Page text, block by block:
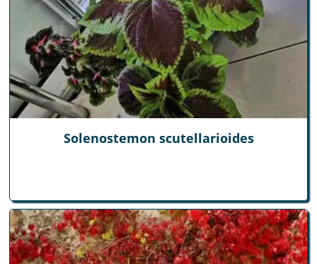
Solenostemon scutellarioides